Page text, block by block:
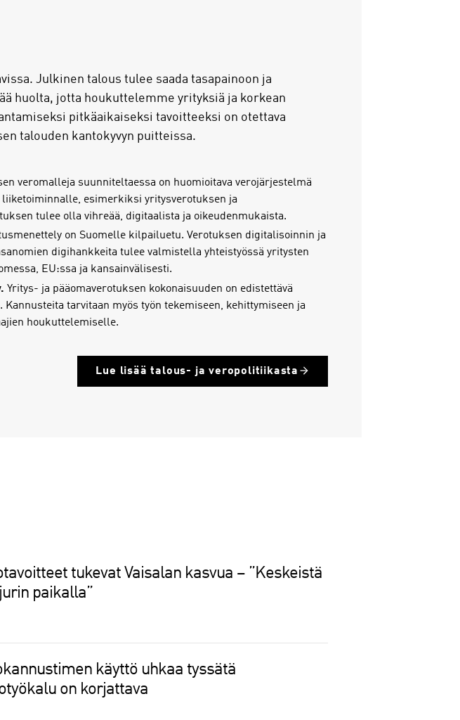
Julkinen talous tulee saada tasapainoon ja
huolta, jotta houkuttelemme yrityksiä ja korkean
pitkäaikaiseksi tavoitteeksi on otettava
talouden kantokyvyn puitteissa.
veromalleja suunniteltaessa on huomioitava verojärjestelmä
liiketoiminnalle, esimerkiksi yritysverotuksen ja
tulee olla vihreää, digitaalista ja oikeudenmukaista.
on Suomelle kilpailuetu. Verotuksen digitalisoinnin ja
digihankkeita tulee valmistella yhteistyössä yritysten
EU:ssa ja kansainvälisesti.
Yritys- ja pääomaverotuksen kokonaisuuden on edistettävä
tarvitaan myös työn tekemiseen, kehittymiseen ja
houkuttelemiselle.
Lue lisää talous- ja veropolitiikasta
tukevat Vaisalan kasvua – ”Keskeistä
paikalla”
käyttö uhkaa tyssätä
on korjattava